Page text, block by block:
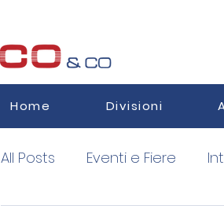
Home Divisioni
All Posts Eventi e Fiere